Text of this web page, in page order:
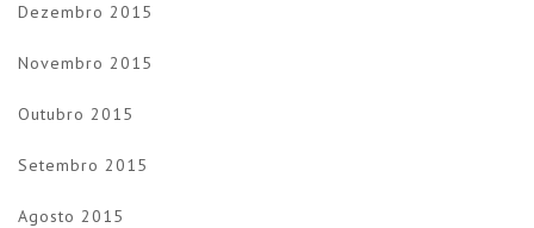
Dezembro 2015
Novembro 2015
Outubro 2015
Setembro 2015
Agosto 2015